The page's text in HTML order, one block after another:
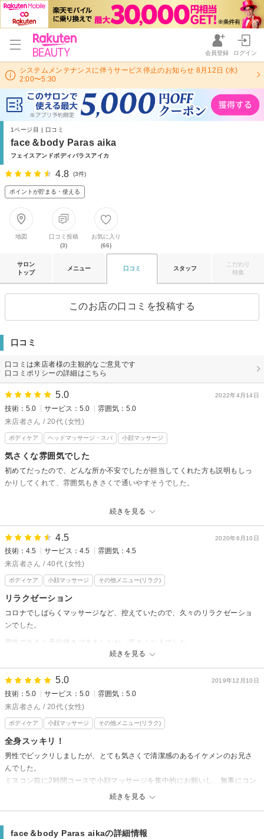
会員登録 ログイン
システムメンテナンスに伴うサービス停止のお知らせ 8月12日 (水)
2:00〜5:30
1ページ目 | 口コミ
face＆body Paras aika
フェイスアンドボディパラスアイカ
4.8 (3件)
ポイントが貯まる・使える
地図
口コミ投稿
(3)
お気に入り
(66)
サロン
トップ
メニュー 口コミ スタッフ
こだわり
特集
このお店の口コミを投稿する
口コミ
口コミは来店者様の主観的なご意見です
口コミポリシーの詳細はこちら
2022年4月14日
5.0
技術：5.0 サービス：5.0
雰囲気：5.0
来店者さん / 20代 (女性)
ボディケア ヘッドマッサージ・スパ 小顔マッサージ
気さくな雰囲気でした
続きを見る
初めてだったので、どんな所か不安でしたが担当してくれた方も説明もしっ
かりしてくれて、雰囲気もきさくで通いやすそうでした。
face＆body Paras aikaからの返信
お褒めのお言葉も頂き大変嬉しく思います。
今後もより満足して頂けるように、日々精進致します。
この度はお忙しい中、貴重な口コミを頂き有り難うございました。
2020年6月10日
4.5
技術：4.5 サービス：4.5
雰囲気：4.5
来店者さん / 40代 (女性)
ボディケア 小顔マッサージ その他メニュー(リラク)
リラクゼーション
続きを見る
コロナでしばらくマッサージなど、控えていたので、久々のリラクゼーショ
ンでした。
男性であると予約後きづきましたが、気さくな人でした。
休まず、マッサージしてくれており、私より暑くなってるよーでした。
face＆body Paras aikaからの返信
先日はご来店頂き有難うございました。
最初40代と聞いてビックリ！しました（笑）
現代は本当に若く見える方が多くなったように思います。
今後も若さをキープ出来るお手伝いが出来れば光栄です。
またのご来店心よりお待ちしております(*´▽｀*)
2019年12月10日
5.0
技術：5.0 サービス：5.0
雰囲気：5.0
来店者さん / 20代 (女性)
ボディケア 小顔マッサージ その他メニュー(リラク)
全身スッキリ！
続きを見る
男性でビックリしましたが、とても気さくで清潔感のあるイケメンのお兄さ
んでした。
ミスコン前に2時間コースで小顔マッサージを集中的にお願いし、無事にコン
施術中はリラックスしすぎて寝てしまいました。またお願いしたいです。あ
face＆body Paras aikaの詳細情報